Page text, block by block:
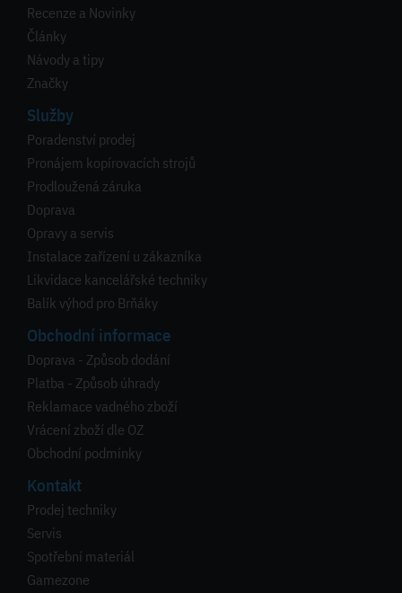
Recenze a Novinky
Články
Návody a tipy
Značky
Služby
Poradenství prodej
Pronájem kopírovacích strojů
Prodloužená záruka
Doprava
Opravy a servis
Instalace zařízení u zákazníka
Likvidace kancelářské techniky
Balík výhod pro Brňáky
Obchodní informace
Doprava - Způsob dodání
Platba - Způsob úhrady
Reklamace vadného zboží
Vrácení zboží dle OZ
Obchodní podmínky
Kontakt
Prodej techniky
Servis
Spotřební materiál
Gamezone